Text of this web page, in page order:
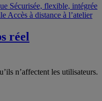
Sécurisée, flexible, intégrée
Accès à distance à l’atelier
réel
n’affectent les utilisateurs.